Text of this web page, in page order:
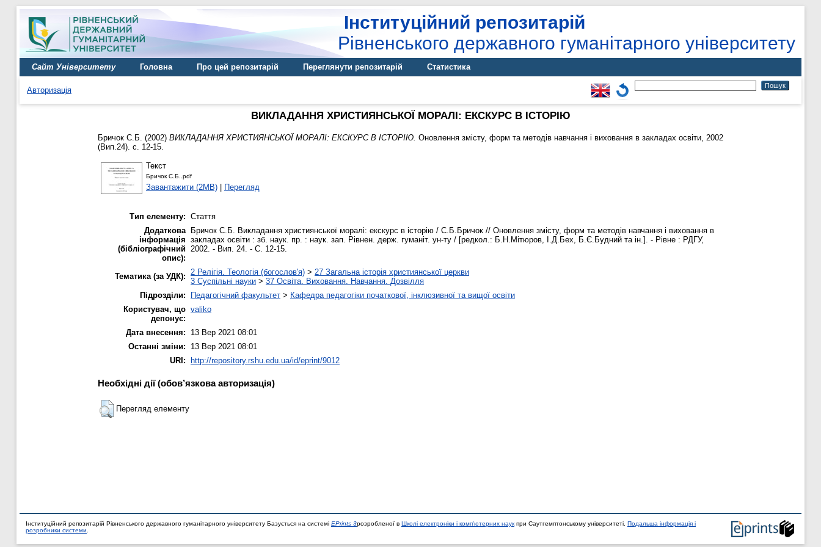
Інституційний репозитарій
Рівненського державного гуманітарного університету
Сайт Університету Головна Про цей репозитарій Переглянути репозитарій Статистика
Авторизація
ВИКЛАДАННЯ ХРИСТИЯНСЬКОЇ МОРАЛІ: ЕКСКУРС В ІСТОРІЮ
Бричок С.Б. (2002) ВИКЛАДАННЯ ХРИСТИЯНСЬКОЇ МОРАЛІ: ЕКСКУРС В ІСТОРІЮ. Оновлення змісту, форм та методів навчання і виховання в закладах освіти, 2002
(Вип.24). с. 12-15.
Текст
Бричок С.Б..pdf
Завантажити (2MB) | Перегляд
Тип елементу: Стаття
Додаткова
інформація
(бібліографічний
опис):
Бричок С.Б. Викладання християнської моралі: екскурс в історію / С.Б.Бричок // Оновлення змісту, форм та методів навчання і виховання в
закладах освіти : зб. наук. пр. : наук. зап. Рівнен. держ. гуманіт. ун-ту / [редкол.: Б.Н.Мітюров, І.Д.Бех, Б.Є.Будний та ін.]. - Рівне : РДГУ,
2002. - Вип. 24. - С. 12-15.
Тематика (за УДК): 2 Релігія. Теологія (богослов'я) > 27 Загальна історія християнської церкви
3 Суспільні науки > 37 Освіта. Виховання. Навчання. Дозвілля
Підрозділи:
Педагогічний факультет > Кафедра педагогіки початкової, інклюзивної та вищої освіти
Користувач, що
депонує:
valiko
Дата внесення:
13 Вер 2021 08:01
Останні зміни:
13 Вер 2021 08:01
URI:
http://repository.rshu.edu.ua/id/eprint/9012
Необхідні дії (обов’язкова авторизація)
Перегляд елементу
Інституційний репозитарій Рівненського державного гуманітарного університету Базується на системі EPrints 3розробленої в Школі електроніки і комп'ютерних наук при Саутгемптонському університеті. Подальша інформація і
розробники системи